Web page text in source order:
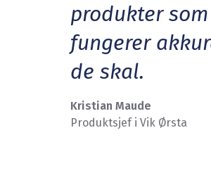
produkter som
fungerer
de skal.
Kristian Maude
Produktsjef i Vik Ørsta